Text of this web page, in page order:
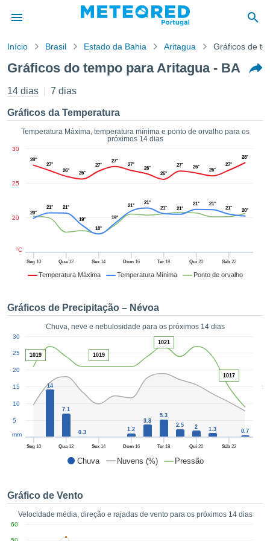
da
foi
por
para
que as
a este
e
digital
fornecer-
de alta
custo.
botão
a
o
no
como
ACEITAR
CONTINUAR
CONFIGURAÇÕES
Início Brasil Estado da Bahia Aritagua Gráficos de
Gráficos do tempo para Aritagua - BA
14 dias 7 dias
Gráficos da Temperatura
Temperatura Máxima, temperatura mínima e ponto de orvalho para os
próximos 14 dias
Temperatura Máxima Temperatura Mínima Ponto de orvalho
Seg10 Qua12 Sex 14 Dom16 Ter 18 Qui 20 Sáb22
20
25
30
°C
28°
27°
26°
26°
27°
27°
27°
26°
26°
27° 26°
26°
27°
28°
20°
21° 21°
19°
18°
19°
21°
21°
21°
21°
21° 21°
21° 20°
Gráficos de Precipitação – Névoa
Chuva, neve e nebulosidade para os próximos 14 dias
Chuva Nuvens (%) Pressão
50
Seg10 Qua12 Sex 14 Dom16 Ter 18 Qui 20 Sáb22
5
10
15
20
25
30
mm
14
7.1
0.3 1.2
3.8
5.3
2.5
2 1.3 0.7
1019 1019
1021
1017
Gráfico de Vento
Velocidade média, direção e rajadas de vento para os próximos 14 dias
60